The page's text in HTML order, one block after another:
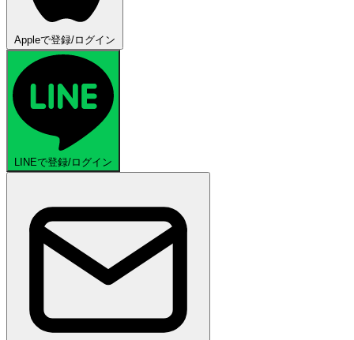
Appleで登録/ログイン
LINEで登録/ログイン